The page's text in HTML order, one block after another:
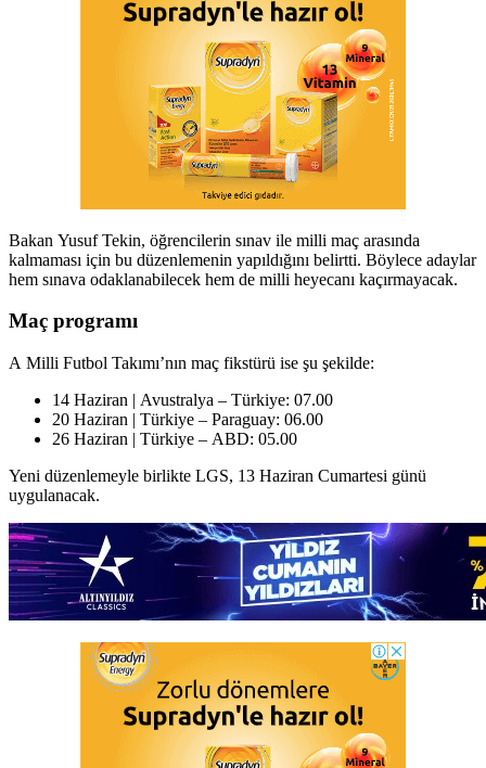
Bakan Yusuf Tekin, öğrencilerin sınav ile milli maç arasında
kalmaması için bu düzenlemenin yapıldığını belirtti. Böylece adaylar
hem sınava odaklanabilecek hem de milli heyecanı kaçırmayacak.
Maç programı
A Milli Futbol Takımı’nın maç fikstürü ise şu şekilde:
14 Haziran | Avustralya – Türkiye: 07.00
20 Haziran | Türkiye – Paraguay: 06.00
26 Haziran | Türkiye – ABD: 05.00
Yeni düzenlemeyle birlikte LGS, 13 Haziran Cumartesi günü
uygulanacak.